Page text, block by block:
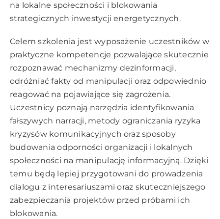
na lokalne społeczności i blokowania
strategicznych inwestycji energetycznych.
Celem szkolenia jest wyposażenie uczestników w
praktyczne kompetencje pozwalające skutecznie
rozpoznawać mechanizmy dezinformacji,
odróżniać fakty od manipulacji oraz odpowiednio
reagować na pojawiające się zagrożenia.
Uczestnicy poznają narzędzia identyfikowania
fałszywych narracji, metody ograniczania ryzyka
kryzysów komunikacyjnych oraz sposoby
budowania odporności organizacji i lokalnych
społeczności na manipulację informacyjną. Dzięki
temu będą lepiej przygotowani do prowadzenia
dialogu z interesariuszami oraz skuteczniejszego
zabezpieczania projektów przed próbami ich
blokowania.